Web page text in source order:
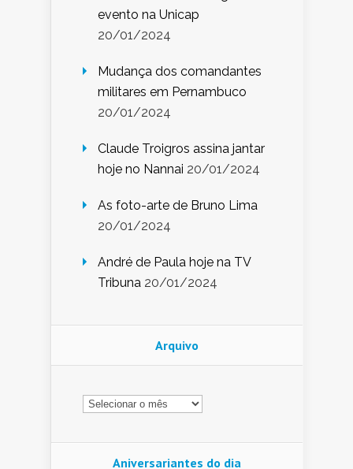
evento na Unicap
20/01/2024
Mudança dos comandantes
militares em Pernambuco
20/01/2024
Claude Troigros assina jantar
hoje no Nannai 20/01/2024
As foto-arte de Bruno Lima
20/01/2024
André de Paula hoje na TV
Tribuna 20/01/2024
Arquivo
Arquivo
Aniversariantes do dia